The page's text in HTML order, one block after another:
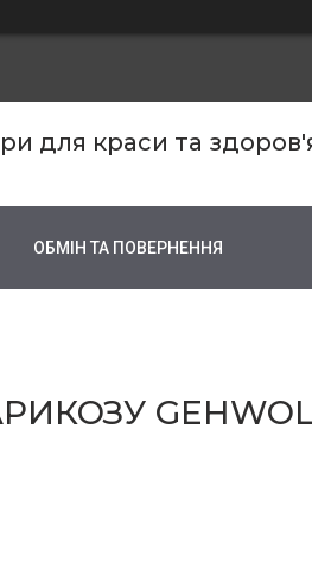
для краси та
ОБМІН ТА ПОВЕРНЕННЯ
GEHWOL